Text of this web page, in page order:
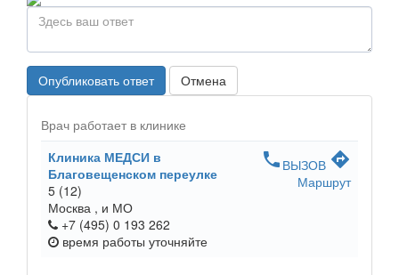
Опубликовать ответ Отмена
Врач работает в клинике
Клиника МЕДСИ в
Благовещенском переулке
5 (12)
Москва , и МО
+7 (495) 0 193 262
время работы уточняйте
phone ВЫЗОВ directions
Маршрут